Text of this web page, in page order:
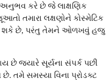
અનુભવ કરે છે જે લાક્ષણિક
તમારા લક્ષણોને કોસ્મેટિક
શકે છે, પરંતુ તેમને ઓળખવું હજુ
છે જ્યારે સૂર્યના સંપર્ક પછી
તમે સમસ્યા વિના પ્રોડક્ટ